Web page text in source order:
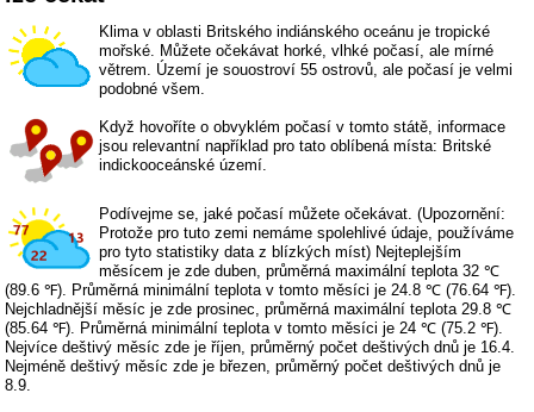
Klima v oblasti Britského indiánského oceánu je tropické
mořské. Můžete očekávat horké, vlhké počasí, ale mírné
větrem. Území je souostroví 55 ostrovů, ale počasí je velmi
podobné všem.
Když hovoříte o obvyklém počasí v tomto státě, informace
jsou relevantní například pro tato oblíbená místa: Britské
indickooceánské území.
Podívejme se, jaké počasí můžete očekávat. (Upozornění:
Protože pro tuto zemi nemáme spolehlivé údaje, používáme
pro tyto statistiky data z blízkých míst) Nejteplejším
měsícem je zde duben, průměrná maximální teplota 32 ℃
(89.6 ℉). Průměrná minimální teplota v tomto měsíci je 24.8 ℃ (76.64 ℉).
Nejchladnější měsíc je zde prosinec, průměrná maximální teplota 29.8 ℃
(85.64 ℉). Průměrná minimální teplota v tomto měsíci je 24 ℃ (75.2 ℉).
Nejvíce deštivý měsíc zde je říjen, průměrný počet deštivých dnů je 16.4.
Nejméně deštivý měsíc zde je březen, průměrný počet deštivých dnů je
8.9.